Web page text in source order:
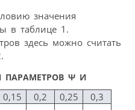
значения
в таблице 1.
здесь можно считать
ПАРАМЕТРОВ Ψ И
0,15 0,2 0,25 0,3